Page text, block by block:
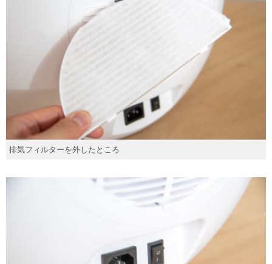
排気フィルターを外したところ